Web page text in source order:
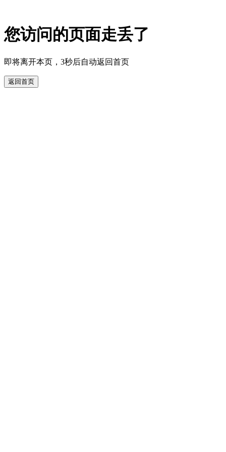
您访问的页面走丢了
即将离开本页，3秒后自动返回首页
返回首页